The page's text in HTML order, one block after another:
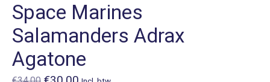
Space Marines
Salamanders Adrax
Agatone